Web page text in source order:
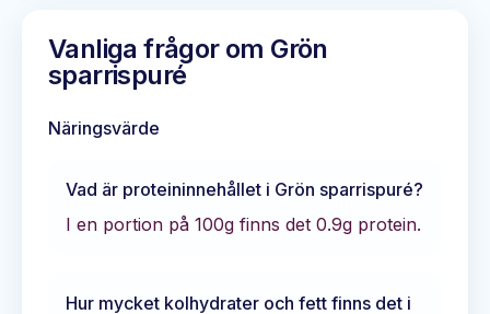
Vanliga frågor om Grön
sparrispuré
Näringsvärde
Vad är proteininnehållet i Grön sparrispuré?
I en portion på 100g finns det 0.9g protein.
Hur mycket kolhydrater och fett finns det i